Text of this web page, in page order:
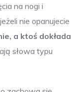
na nogi i
nie opanujecie
a ktoś dokłada
słowa typu